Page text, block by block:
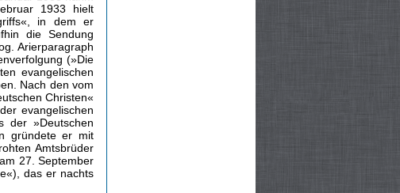
1933 hielt
in dem er
die Sendung
Arierparagraph
(»Die
evangelischen
Nach den vom
Christen«
evangelischen
der »Deutschen
gründete er mit
Amtsbrüder
27. September
das er nachts